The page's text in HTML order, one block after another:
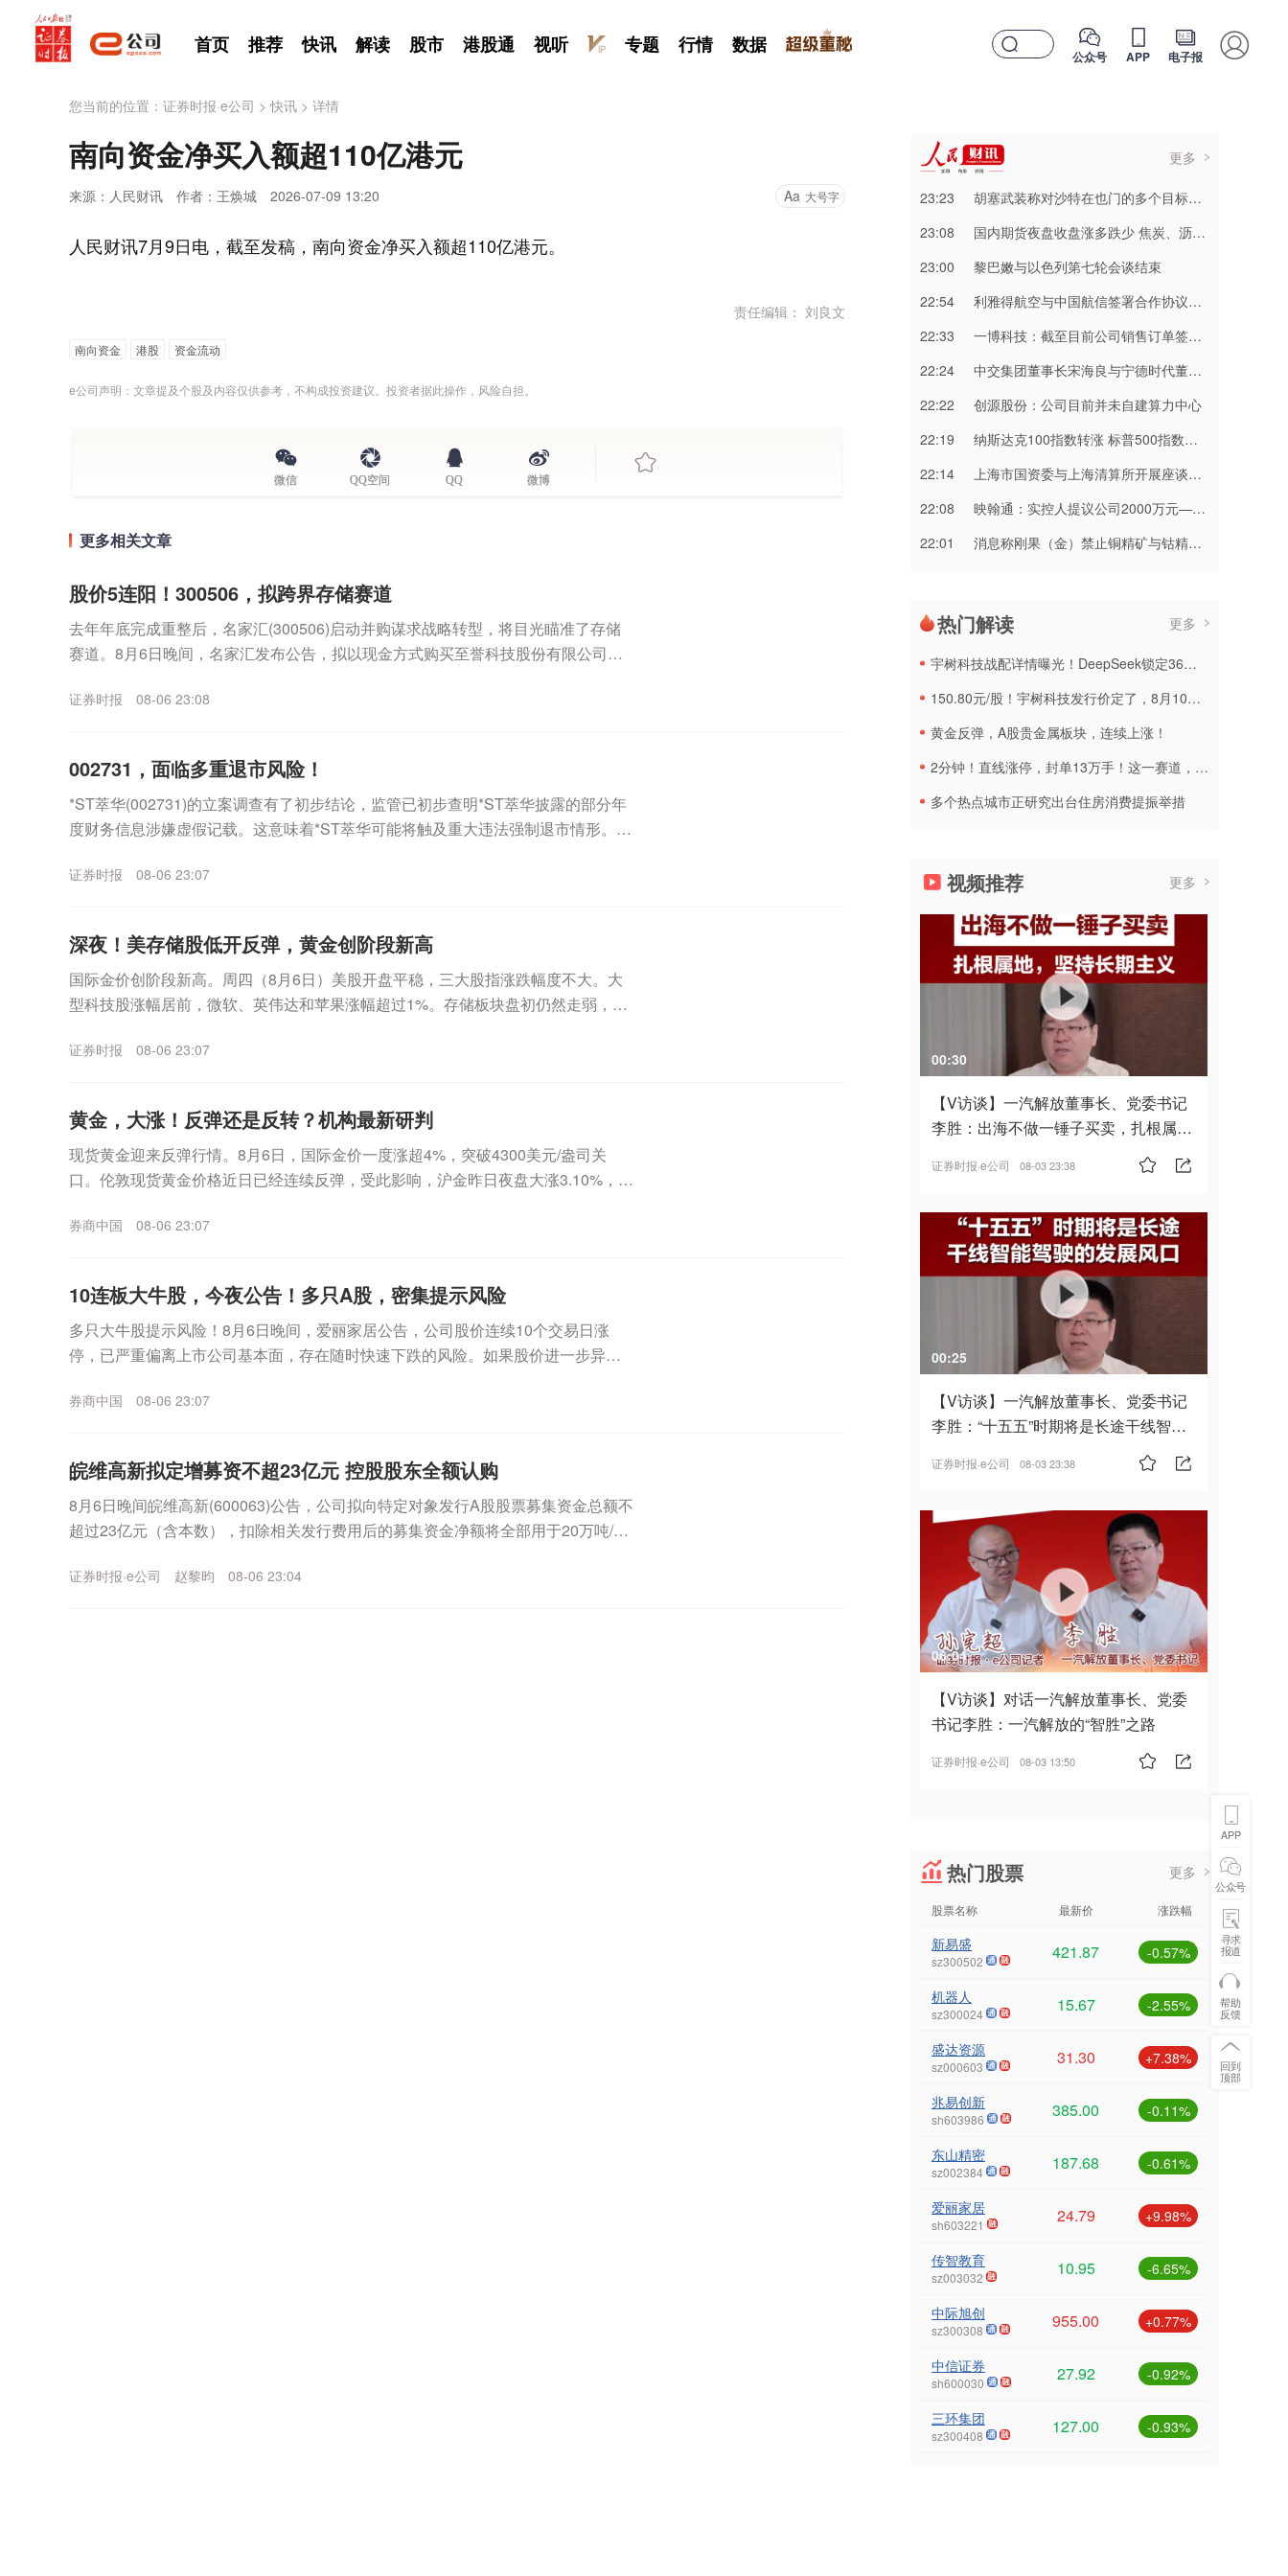
首页 推荐 快讯 解读 股市 港股通 视听 专题 行情 数据 公众号 APP 电子报
您当前的位置： 证券时报·e公司 >快讯 > 详情
南向资金净买入额超110亿港元
来源：人民财讯 作者：王焕城 2026-07-09 13:20 Aa 大号字
人民财讯7月9日电，截至发稿，南向资金净买入额超110亿港元。
责任编辑： 刘良文
南向资金 港股 资金流动
e公司声明：文章提及个股及内容仅供参考，不构成投资建议。投资者据此操作，风险自担。
微信 QQ空间 QQ 微博
更多相关文章
股价5连阳！300506，拟跨界存储赛道
去年年底完成重整后，名家汇(300506)启动并购谋求战略转型，将目光瞄准了存储
赛道。8月6日晚间，名家汇发布公告，拟以现金方式购买至誉科技股份有限公司
证券时报 08-06 23:08
002731，面临多重退市风险！
*ST萃华(002731)的立案调查有了初步结论，监管已初步查明*ST萃华披露的部分年
度财务信息涉嫌虚假记载。这意味着*ST萃华可能将触及重大违法强制退市情形。此
证券时报 08-06 23:07
深夜！美存储股低开反弹，黄金创阶段新高
国际金价创阶段新高。周四（8月6日）美股开盘平稳，三大股指涨跌幅度不大。大
型科技股涨幅居前，微软、英伟达和苹果涨幅超过1%。存储板块盘初仍然走弱，SK
证券时报 08-06 23:07
黄金，大涨！反弹还是反转？机构最新研判
现货黄金迎来反弹行情。8月6日，国际金价一度涨超4%，突破4300美元/盎司关
口。伦敦现货黄金价格近日已经连续反弹，受此影响，沪金昨日夜盘大涨3.10%，今
券商中国 08-06 23:07
10连板大牛股，今夜公告！多只A股，密集提示风险
多只大牛股提示风险！8月6日晚间，爱丽家居公告，公司股价连续10个交易日涨
停，已严重偏离上市公司基本面，存在随时快速下跌的风险。如果股价进一步异常
券商中国 08-06 23:07
皖维高新拟定增募资不超23亿元 控股股东全额认购
8月6日晚间皖维高新(600063)公告，公司拟向特定对象发行A股股票募集资金总额不
超过23亿元（含本数），扣除相关发行费用后的募集资金净额将全部用于20万吨/年
证券时报·e公司 赵黎昀 08-06 23:04
更多
23:23
胡塞武装称对沙特在也门的多个目标实施打击
23:08
国内期货夜盘收盘涨多跌少 焦炭、沥青涨超2%
23:00
黎巴嫩与以色列第七轮会谈结束
22:54
利雅得航空与中国航信签署合作协议加强互联互通
22:33
一博科技：截至目前公司销售订单签单金额同比增长超过70%
22:24
中交集团董事长宋海良与宁德时代董事长曾毓群举行会谈
22:22
创源股份：公司目前并未自建算力中心
22:19
纳斯达克100指数转涨 标普500指数涨0.2%
22:14
上海市国资委与上海清算所开展座谈交流
22:08
映翰通：实控人提议公司2000万元—3000万元回购股份
22:01
消息称刚果（金）禁止铜精矿与钴精矿出口 上市公司回应
热门解读 更多
宇树科技战配详情曝光！DeepSeek锁定36个月，社保基金多个组合参与
150.80元/股！宇树科技发行价定了，8月10日申购
黄金反弹，A股贵金属板块，连续上涨！
2分钟！直线涨停，封单13万手！这一赛道，集体拉升
多个热点城市正研究出台住房消费提振举措
视频推荐 更多
00:30
【V访谈】一汽解放董事长、党委书记
李胜：出海不做一锤子买卖，扎根属
证券时报·e公司 08-03 23:38
00:25
【V访谈】一汽解放董事长、党委书记
李胜：“十五五”时期将是长途干线智能
证券时报·e公司 08-03 23:38
06:04
【V访谈】对话一汽解放董事长、党委
书记李胜：一汽解放的“智胜”之路
证券时报·e公司 08-03 13:50
热门股票 更多
股票名称 最新价 涨跌幅
新易盛
sz300502 421.87 -0.57%
机器人
sz300024 15.67 -2.55%
盛达资源
sz000603 31.30 +7.38%
兆易创新
sh603986 385.00 -0.11%
东山精密
sz002384 187.68 -0.61%
爱丽家居
sh603221 24.79 +9.98%
传智教育
sz003032 10.95 -6.65%
中际旭创
sz300308 955.00 +0.77%
中信证券
sh600030 27.92 -0.92%
三环集团
sz300408 127.00 -0.93%
APP
公众号
寻求
报道
帮助
反馈
回到
顶部